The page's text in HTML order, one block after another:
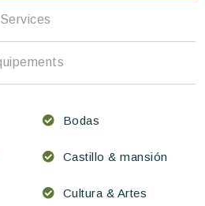
Services
Bodas
Castillo & mansión
Cultura & Artes